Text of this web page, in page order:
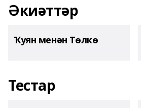
Әкиәттәр
Ҡуян менән Төлкө
Тестар